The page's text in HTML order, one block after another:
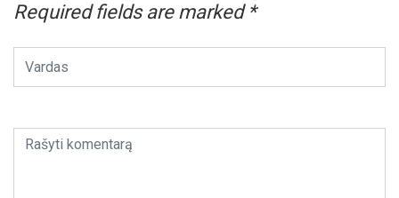
Required fields are marked *